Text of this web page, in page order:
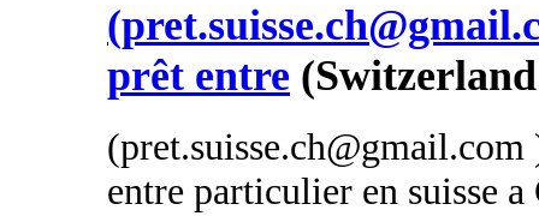
prêt entre
entre particulier en suisse